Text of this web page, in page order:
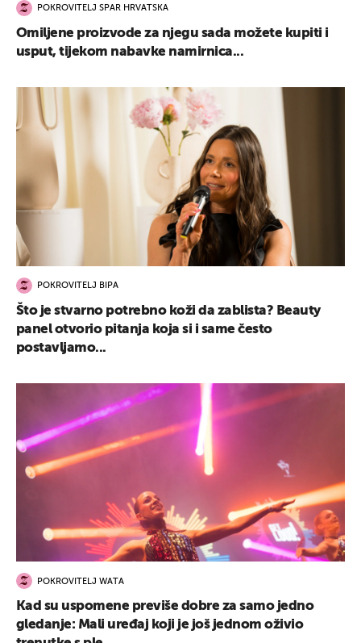
POKROVITELJ SPAR HRVATSKA
Omiljene proizvode za njegu sada možete kupiti i
usput, tijekom nabavke namirnica...
POKROVITELJ BIPA
Što je stvarno potrebno koži da zablista? Beauty
panel otvorio pitanja koja si i same često
postavljamo...
POKROVITELJ WATA
Kad su uspomene previše dobre za samo jedno
gledanje: Mali uređaj koji je još jednom oživio